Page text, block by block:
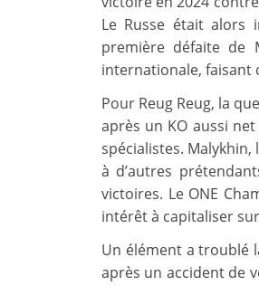
Le Russe était alors
première défaite de
internationale, faisant
Pour Reug Reug, la
après un KO aussi
spécialistes.
à d’autres
victoires. Le ONE
intérêt à capitaliser
Un élément a troublé
après un accident de